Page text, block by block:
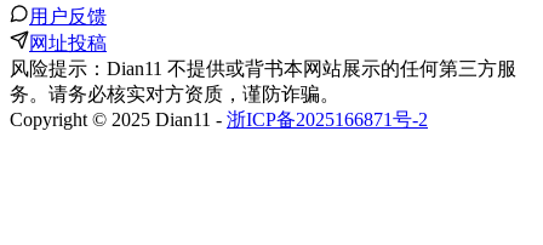
用户反馈
网址投稿
风险提示：Dian11 不提供或背书本网站展示的任何第三方服
务。请务必核实对方资质，谨防诈骗。
Copyright © 2025 Dian11 - 浙ICP备2025166871号-2